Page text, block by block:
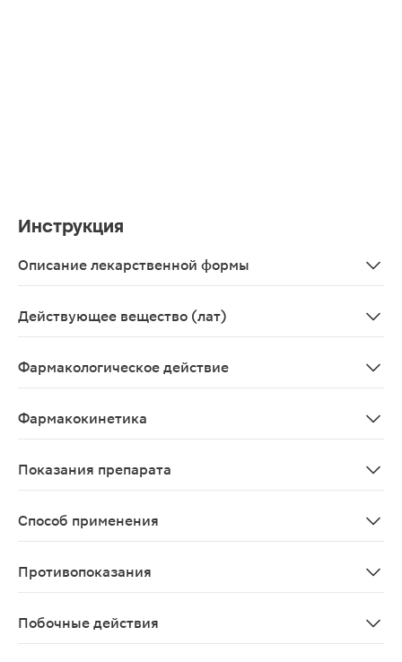
Инструкция
Описание лекарственной формы
Действующее вещество (лат)
Фармакологическое действие
Фармакокинетика
Показания препарата
Способ применения
Противопоказания
Побочные действия